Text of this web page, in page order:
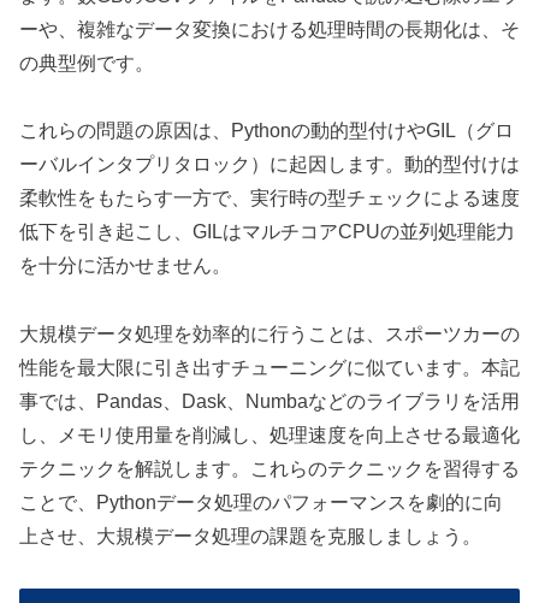
ーや、複雑なデータ変換における処理時間の長期化は、そ
の典型例です。
これらの問題の原因は、Pythonの動的型付けやGIL（グロ
ーバルインタプリタロック）に起因します。動的型付けは
柔軟性をもたらす一方で、実行時の型チェックによる速度
低下を引き起こし、GILはマルチコアCPUの並列処理能力
を十分に活かせません。
大規模データ処理を効率的に行うことは、スポーツカーの
性能を最大限に引き出すチューニングに似ています。本記
事では、Pandas、Dask、Numbaなどのライブラリを活用
し、メモリ使用量を削減し、処理速度を向上させる最適化
テクニックを解説します。これらのテクニックを習得する
ことで、Pythonデータ処理のパフォーマンスを劇的に向
上させ、大規模データ処理の課題を克服しましょう。